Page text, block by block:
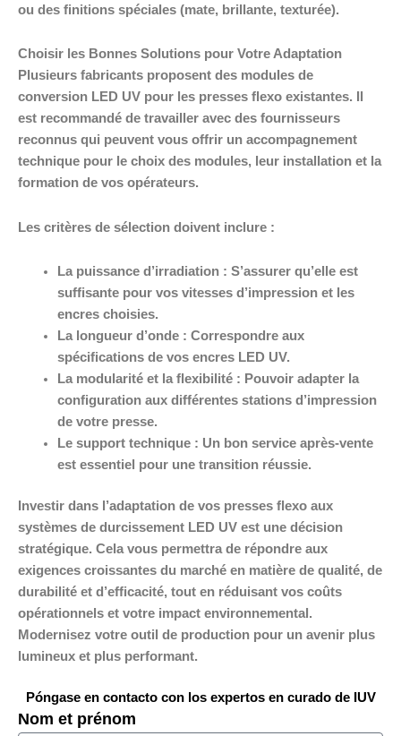
ou des finitions spéciales (mate, brillante, texturée).
Choisir les Bonnes Solutions pour Votre Adaptation
Plusieurs fabricants proposent des modules de
conversion LED UV pour les presses flexo existantes. Il
est recommandé de travailler avec des fournisseurs
reconnus qui peuvent vous offrir un accompagnement
technique pour le choix des modules, leur installation et la
formation de vos opérateurs.
Les critères de sélection doivent inclure :
La puissance d’irradiation : S’assurer qu’elle est
suffisante pour vos vitesses d’impression et les
encres choisies.
La longueur d’onde : Correspondre aux
spécifications de vos encres LED UV.
La modularité et la flexibilité : Pouvoir adapter la
configuration aux différentes stations d’impression
de votre presse.
Le support technique : Un bon service après-vente
est essentiel pour une transition réussie.
Investir dans l’adaptation de vos presses flexo aux
systèmes de durcissement LED UV est une décision
stratégique. Cela vous permettra de répondre aux
exigences croissantes du marché en matière de qualité, de
durabilité et d’efficacité, tout en réduisant vos coûts
opérationnels et votre impact environnemental.
Modernisez votre outil de production pour un avenir plus
lumineux et plus performant.
Póngase en contacto con los expertos en curado de IUV
Nom et prénom